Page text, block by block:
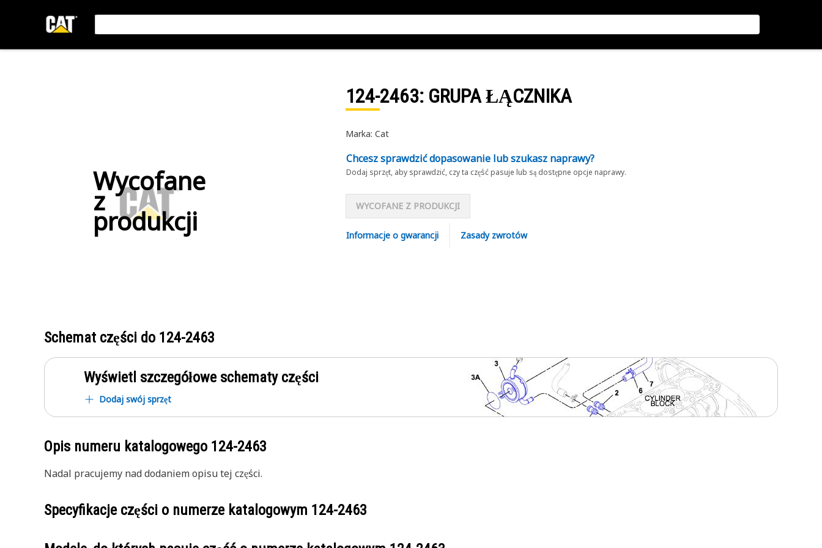
Wycofane
z
produkcji
124-2463: GRUPA ŁĄCZNIKA
Marka: Cat
Chcesz sprawdzić dopasowanie lub szukasz naprawy?
Dodaj sprzęt, aby sprawdzić, czy ta część pasuje lub są dostępne opcje naprawy.
WYCOFANE Z PRODUKCJI
Informacje o gwarancji Zasady zwrotów
Schemat części do 124-2463
Wyświetl szczegółowe schematy części
Dodaj swój sprzęt
Opis numeru katalogowego 124-2463
Nadal pracujemy nad dodaniem opisu tej części.
Specyfikacje części o numerze katalogowym 124-2463